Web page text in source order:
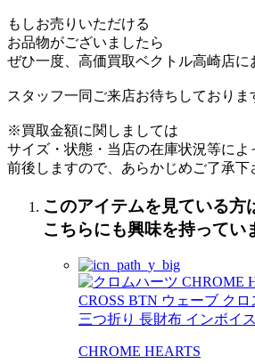
もしお売りいただける
お品物がございましたら
ぜひ一度、高価買取ベクトル高崎店に
スタッフ一同ご来店お待ちしておりま
※買取金額に関しましては
サイズ・状態・当店の在庫状況等によ
前後しますので、あらかじめご了承下
このアイテムを見ている
こちらにも興味を持ってい
CHROME HEARTS